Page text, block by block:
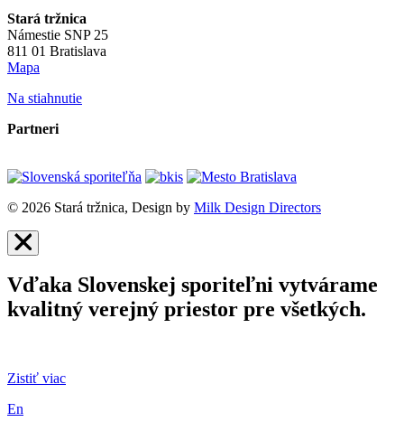
Stará tržnica
Námestie SNP 25
811 01 Bratislava
Mapa
Na stiahnutie
Partneri
© 2026 Stará tržnica, Design by Milk Design Directors
Vďaka Slovenskej sporiteľni vytvárame
kvalitný verejný priestor pre všetkých.
Zistiť viac
En